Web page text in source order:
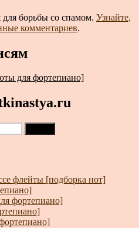
для борьбы со спамом. Узнайте,
комментариев.
для фортепиано]
флейты [подборка нот]
фортепиано]